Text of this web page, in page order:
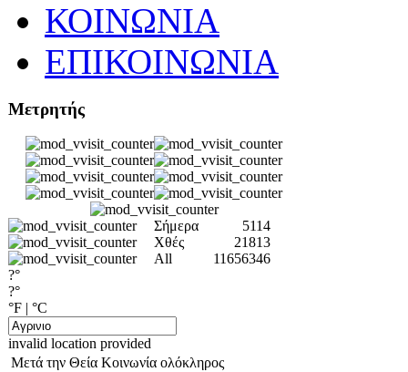
ΚΟΙΝΩΝΙΑ
ΕΠΙΚΟΙΝΩΝΙΑ
Μετρητής
Σήμερα
5114
Χθές
21813
All
11656346
?°
?°
°F | °C
invalid location provided
Μετά την Θεία Κοινωνία ολόκληρος